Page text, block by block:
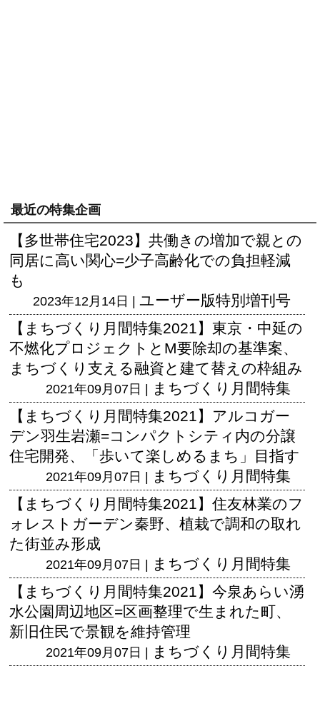
最近の特集企画
【多世帯住宅2023】共働きの増加で親との
同居に高い関心=少子高齢化での負担軽減
も
2023年12月14日 | ユーザー版特別増刊号
【まちづくり月間特集2021】東京・中延の
不燃化プロジェクトとM要除却の基準案、
まちづくり支える融資と建て替えの枠組み
2021年09月07日 | まちづくり月間特集
【まちづくり月間特集2021】アルコガー
デン羽生岩瀬=コンパクトシティ内の分譲
住宅開発、「歩いて楽しめるまち」目指す
2021年09月07日 | まちづくり月間特集
【まちづくり月間特集2021】住友林業のフ
ォレストガーデン秦野、植栽で調和の取れ
た街並み形成
2021年09月07日 | まちづくり月間特集
【まちづくり月間特集2021】今泉あらい湧
水公園周辺地区=区画整理で生まれた町、
新旧住民で景観を維持管理
2021年09月07日 | まちづくり月間特集